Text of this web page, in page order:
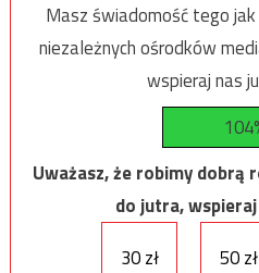
Masz świadomość tego
niezależnych ośrodków
wspieraj nas
Uważasz, że robimy dobrą
do jutra,
30 zł
50 zł